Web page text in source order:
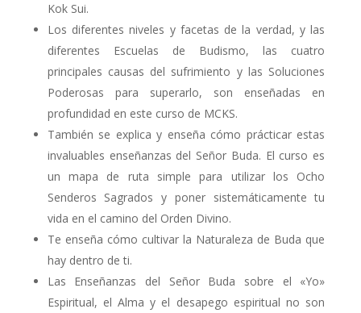
Kok Sui.
Los diferentes niveles y facetas de la verdad, y las
diferentes Escuelas de Budismo, las cuatro
principales causas del sufrimiento y las Soluciones
Poderosas para superarlo, son enseñadas en
profundidad en este curso de MCKS.
También se explica y enseña cómo prácticar estas
invaluables enseñanzas del Señor Buda. El curso es
un mapa de ruta simple para utilizar los Ocho
Senderos Sagrados y poner sistemáticamente tu
vida en el camino del Orden Divino.
Te enseña cómo cultivar la Naturaleza de Buda que
hay dentro de ti.
Las Enseñanzas del Señor Buda sobre el «Yo»
Espiritual, el Alma y el desapego espiritual no son